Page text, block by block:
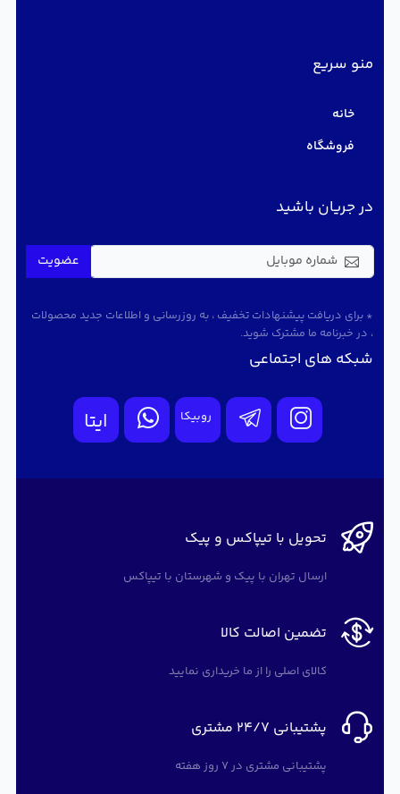
منو سریع
خانه
فروشگاه
در جریان باشید
عضویت
* برای دریافت پیشنهادات تخفیف ، به روزرسانی و اطلاعات جدید محصولات
، در خبرنامه ما مشترک شوید.
شبکه های اجتماعی
روبیکا ایتا
تحویل با تیپاکس و پیک
ارسال تهران با پیک و شهرستان با تیپاکس
تضمین اصالت کالا
کالای اصلی را از ما خریداری نمایید
پشتیبانی 24/7 مشتری
پشتیبانی مشتری در 7 روز هفته